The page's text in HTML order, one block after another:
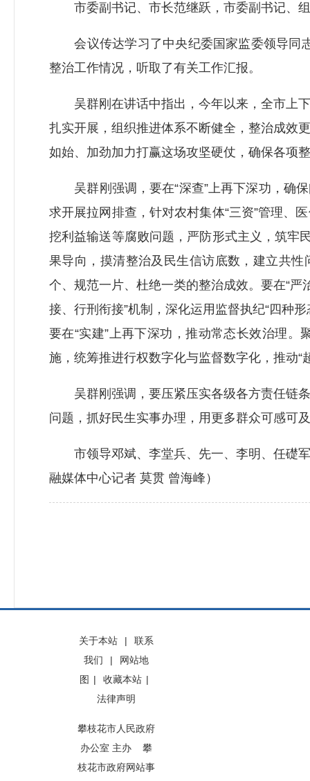
市委副书记、市长范继跃，市委副书记、组
会议传达学习了中央纪委国家监委领导同
整治工作情况，听取了有关工作汇报。
吴群刚在讲话中指出，今年以来，全市上下
扎实开展，组织推进体系不断健全，整治成效
如始、加劲加力打赢这场攻坚硬仗，确保各项
吴群刚强调，要在“深查”上再下深功，确保
求开展拉网排查，针对农村集体“三资”管理、
挖利益输送等腐败问题，严防形式主义，筑牢
果导向，摸清整治及民生信访底数，建立共
个、规范一片、杜绝一类的整治成效。要在“
接、行刑衔接”机制，深化运用监督执纪“四种
要在“实建”上再下深功，推动常态长效治理
施，统筹推进行权数字化与监督数字化，推动“
吴群刚强调，要压紧压实各级各方责任链条
问题，抓好民生实事办理，用更多群众可感可
市领导邓斌、李堂兵、先一、李明、任礎军
融媒体中心记者 莫贯 曾海峰）
关于本站 |
联系
我们
|
网站地
图 | 收藏本站 |
法律声明
攀枝花市人民政府
办公室 主办 攀
枝花市政府网站事